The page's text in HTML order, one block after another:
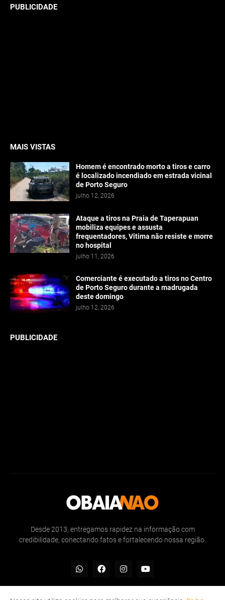
PUBLICIDADE
MAIS VISTAS
Homem é encontrado morto a tiros e carro
é localizado incendiado em estrada vicinal
de Porto Seguro
julho 12, 2026
Ataque a tiros na Praia de Taperapuan
mobiliza equipes e assusta
frequentadores, Vitima não resiste e morre
no hospital
julho 11, 2026
Comerciante é executado a tiros no Centro
de Porto Seguro durante a madrugada
deste domingo
julho 12, 2026
PUBLICIDADE
Desde 2013, entregamos rapidez na informação com
credibilidade, conectando fatos e fortalecendo nossa região.